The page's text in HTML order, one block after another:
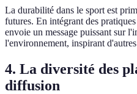
La durabilité dans le sport est
futures. En intégrant des
envoie un message puissant sur
l'environnement, inspirant
4. La diversité des
diffusion